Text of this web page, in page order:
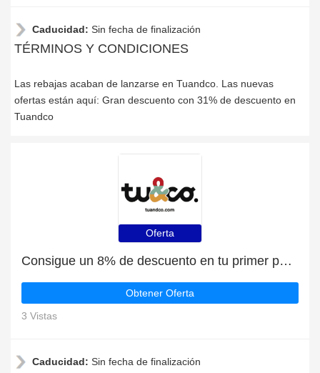
Caducidad: Sin fecha de finalización
TÉRMINOS Y CONDICIONES
Las rebajas acaban de lanzarse en Tuandco. Las nuevas
ofertas están aquí: Gran descuento con 31% de descuento en
Tuandco
Oferta
Consigue un 8% de descuento en tu primer pedido en Tuandco
Obtener Oferta
3 Vistas
Caducidad: Sin fecha de finalización